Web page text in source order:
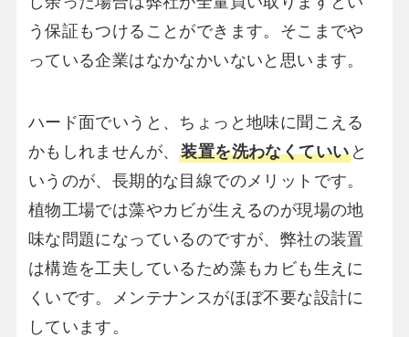
う保証もつけることができます。そこまでや
っている企業はなかなかいないと思います。
ハード面でいうと、ちょっと地味に聞こえる
かもしれませんが、装置を洗わなくていい と
いうのが、長期的な目線でのメリットです。
植物工場では藻やカビが生えるのが現場の地
味な問題になっているのですが、弊社の装置
は構造を工夫しているため藻もカビも生えに
くいです。メンテナンスがほぼ不要な設計に
しています。